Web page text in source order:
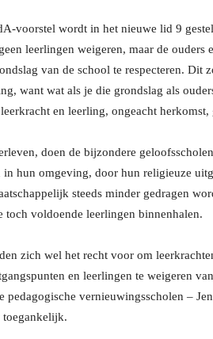
voorstel wordt in het nieuwe lid 9
leerlingen weigeren, maar de
van de school te respecteren. Dit
want wat als je die grondslag als
en leerling, ongeacht
doen de bijzondere
in hun omgeving, door hun religieuze
steeds minder gedragen
toch voldoende leerlingen binnenhalen.
zich wel het recht voor om
en leerlingen te weigeren
pedagogische vernieuwingsscholen –
toegankelijk.